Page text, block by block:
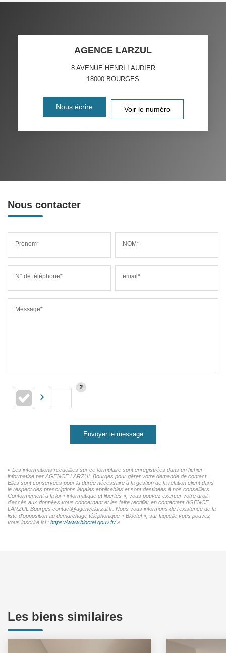
AGENCE LARZUL
8 AVENUE HENRI LAUDIER
18000 BOURGES
Nous écrire Voir le numéro
Nous contacter
Prénom* NOM*
N° de téléphone* email*
Message*
Envoyer le message
« Les informations recueillies sur ce formulaire sont enregistrées dans un fichier
informatisé par AGENCE LARZUL Bourges pour gérer votre demande de contact.
Elles sont conservées pour la durée nécessaire à la gestion de la relation client dans
le respect des prescriptions légales applicables et sont destinées à nos conseillers
Conformément à la loi « informatique et libertés », vous pouvez exercer votre droit
d'accès aux données vous concernant et les faire rectifier en contactant AGENCE
LARZUL Bourges contact@agencelarzul.fr. Nous vous informons de l'existence de la
liste d'opposition au démarchage téléphonique « Bloctel », sur laquelle vous pouvez
vous inscrire ici : https://www.bloctel.gouv.fr/»
Les biens similaires